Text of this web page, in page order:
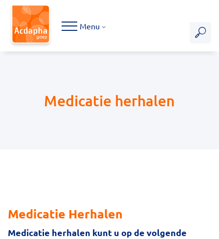
Hoofdmenu
Menu
Medicatie herhalen
Medicatie Herhalen
Medicatie herhalen kunt u op de volgende